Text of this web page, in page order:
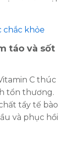
chắc khỏe
táo và sốt
C thúc
tổn thương.
tẩy tế bào
và phục hồi